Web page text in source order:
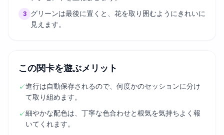
3
グリーンは最後に置くと、花を取り囲むようにきれいに
見えます。
この関卡を遊ぶメリット
✓進行は自動保存されるので、何度かのセッションに分け
て取り組めます。
✓細やかな配色は、丁寧な色合わせと根気を気持ちよく報
いてくれます。